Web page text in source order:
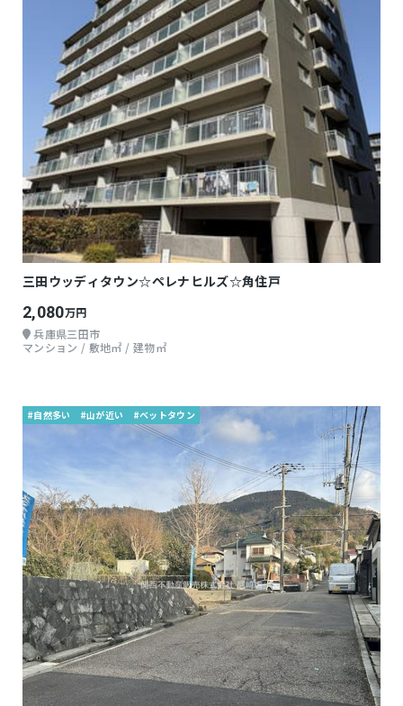
三田ウッディタウン☆ペレナヒルズ☆角住戸
2,080万円
兵庫県三田市
マンション / 敷地㎡ / 建物㎡
#自然多い #山が近い #ベットタウン